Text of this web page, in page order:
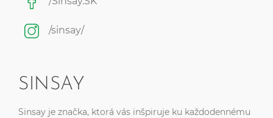
/sinsay/
SINSAY
Sinsay je značka, ktorá vás inšpiruje ku každodennému